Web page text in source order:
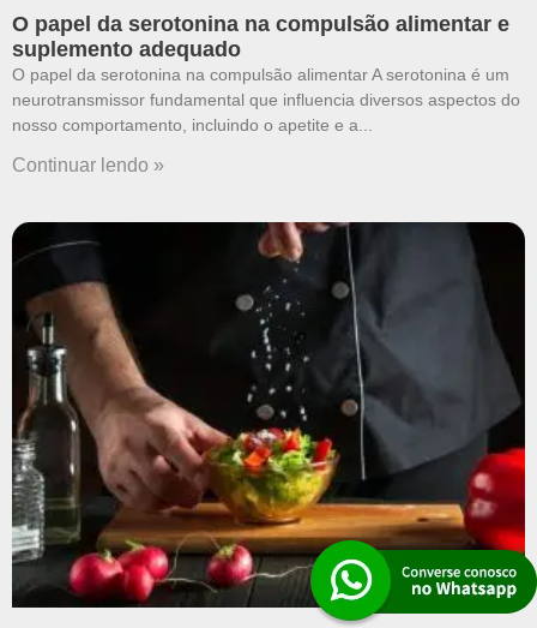
O papel da serotonina na compulsão alimentar e
suplemento adequado
O papel da serotonina na compulsão alimentar A serotonina é um
neurotransmissor fundamental que influencia diversos aspectos do
nosso comportamento, incluindo o apetite e a
Continuar lendo »